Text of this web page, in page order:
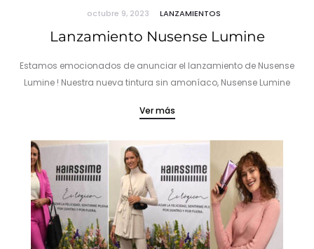
octubre 9, 2023 LANZAMIENTOS
Lanzamiento Nusense Lumine
Estamos emocionados de anunciar el lanzamiento de Nusense
Lumine ! Nuestra nueva tintura sin amoníaco, Nusense Lumine
sublime. con cobertura 100%…
Ver más